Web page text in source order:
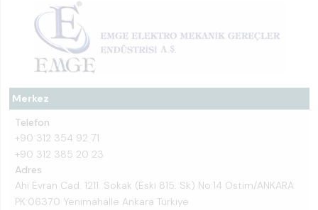
Merkez
Telefon
+90 312 354 92 71
+90 312 385 20 23
Adres
Ahi Evran Cad. 1211. Sokak (Eski 815. Sk) No:14 Ostim/ANKARA
PK:06370 Yenimahalle Ankara Türkiye